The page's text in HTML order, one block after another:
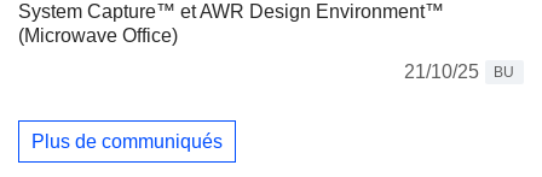
System Capture™ et AWR Design Environment™
(Microwave Office)
21/10/25
BU
Plus de communiqués